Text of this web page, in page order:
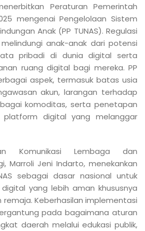
Peraturan Pemerintah
mengenai Pengelolaan Sistem
Anak (PP TUNAS). Regulasi
anak-anak dari potensi
pribadi di dunia digital serta
ruang digital bagi mereka. PP
aspek, termasuk batas usia
akun, larangan terhadap
komoditas, serta penetapan
digital yang melanggar
Komunikasi Lembaga dan
Marroli Jeni Indarto, menekankan
sebagai dasar nasional untuk
yang lebih aman khususnya
Keberhasilan implementasi
pada bagaimana aturan
daerah melalui edukasi publik,